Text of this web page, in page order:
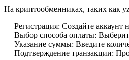
На криптообменниках, таких как
— Регистрация: Создайте аккаунт
— Выбор способа оплаты:
— Указание суммы: Введите
— Подтверждение транзакции: